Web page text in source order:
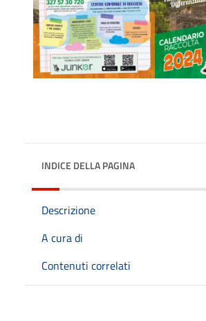
INDICE DELLA PAGINA
Descrizione
A cura di
Contenuti correlati